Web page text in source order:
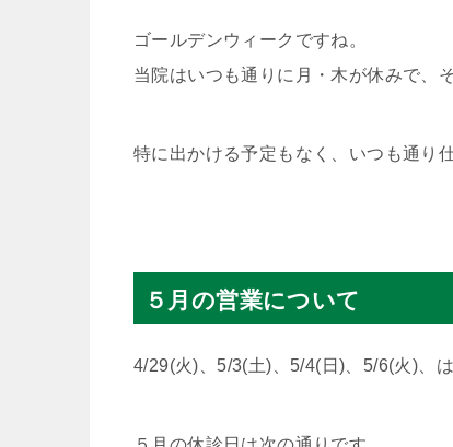
ゴールデンウィークですね。
当院はいつも通りに月・木が休みで、
特に出かける予定もなく、いつも通り
５月の営業について
4/29(火)、5/3(土)、5/4(日)、5/6(火)、